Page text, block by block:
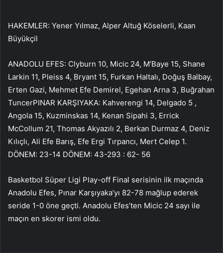
HAKEMLER: Yener Yılmaz, Alper Altuğ Köselerli, Kaan
Büyükçil
ANADOLU EFES: Clyburn 10, Micic 24, M’Baye 15, Shane
Larkin 11, Pleiss 4, Bryant 15, Furkan Haltalı, Doğuş Balbay,
Erten Gazi, Mehmet Efe Demirel, Egehan Arna 3, Buğrahan
TuncerPINAR KARŞIYAKA: Kahverengi 14, Delgado 5 ,
Angola 15, Kuzminskas 14, Kenan Sipahi 3, Errick
McCollum 21, Thomas Akyazılı 2, Berkan Durmaz 4, Deniz
Kılıçlı, Ali Efe Barış, Efe Ergi Tırpancı, Mert Celep 1.
DÖNEM: 23-14 DÖNEM: 43-293 : 62- 56
Basketbol Süper Ligi Play-off Final serisinin ilk maçında
Anadolu Efes, Pınar Karşıyaka’yı 82-78 mağlup ederek
seride 1-0 öne geçti. Anadolu Efes’ten Micic 24 sayı ile
maçın en skorer ismi oldu.